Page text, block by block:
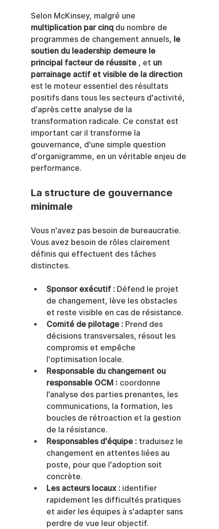
Selon McKinsey, malgré une
multiplication par cinq du nombre de
programmes de changement annuels, le
soutien du leadership demeure le
principal facteur de réussite , et un
parrainage actif et visible de la direction
est le moteur essentiel des résultats
positifs dans tous les secteurs d'activité,
d'après cette analyse de la
transformation radicale. Ce constat est
important car il transforme la
gouvernance, d'une simple question
d'organigramme, en un véritable enjeu de
performance.
La structure de gouvernance
minimale
Vous n'avez pas besoin de bureaucratie.
Vous avez besoin de rôles clairement
définis qui effectuent des tâches
distinctes.
Sponsor exécutif : Défend le projet
de changement, lève les obstacles
et reste visible en cas de résistance.
Comité de pilotage : Prend des
décisions transversales, résout les
compromis et empêche
l'optimisation locale.
Responsable du changement ou
responsable OCM : coordonne
l’analyse des parties prenantes, les
communications, la formation, les
boucles de rétroaction et la gestion
de la résistance.
Responsables d'équipe : traduisez le
changement en attentes liées au
poste, pour que l'adoption soit
concrète.
Les acteurs locaux : identifier
rapidement les difficultés pratiques
et aider les équipes à s'adapter sans
perdre de vue leur objectif.